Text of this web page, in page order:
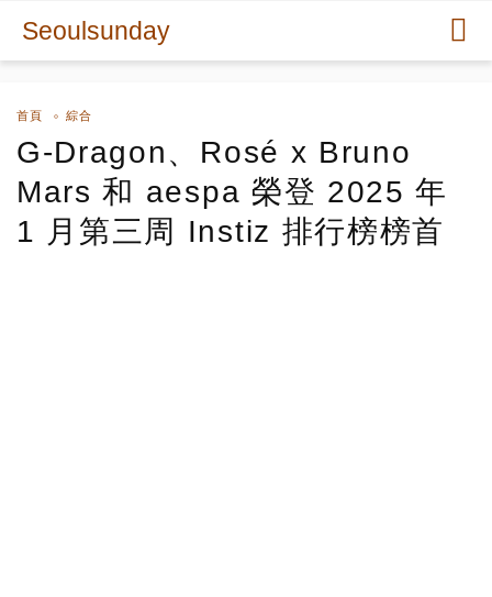
Seoulsunday
首頁 綜合
G-Dragon、Rosé x Bruno
Mars 和 aespa 榮登 2025 年
1 月第三周 Instiz 排行榜榜首